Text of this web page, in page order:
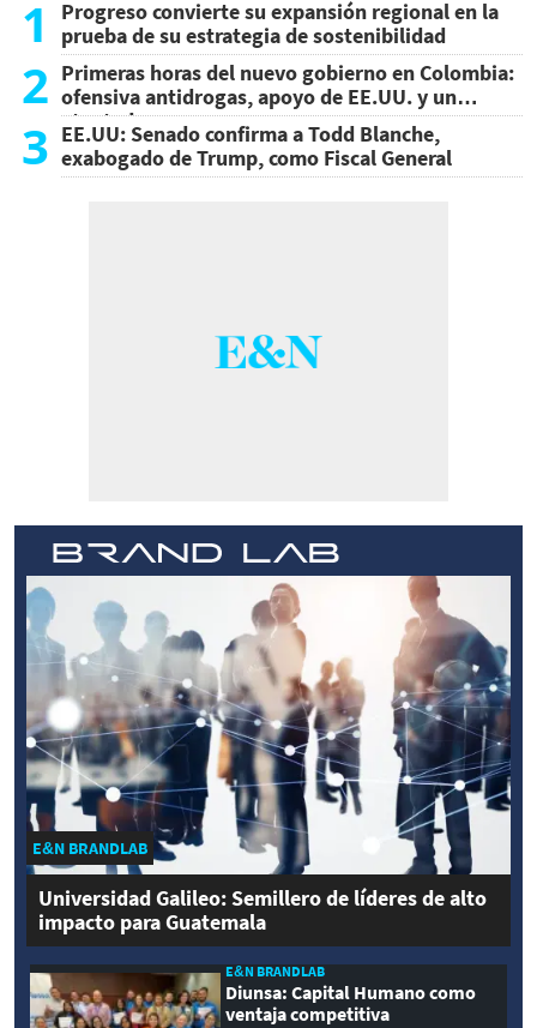
1
Progreso convierte su expansión regional en la
prueba de su estrategia de sostenibilidad
2 Primeras horas del nuevo gobierno en Colombia:
ofensiva antidrogas, apoyo de EE.UU. y un
atentado
3 EE.UU: Senado confirma a Todd Blanche,
exabogado de Trump, como Fiscal General
E&N BRANDLAB
Universidad Galileo: Semillero de líderes de alto
impacto para Guatemala
E&N BRANDLAB
Diunsa: Capital Humano como
ventaja competitiva